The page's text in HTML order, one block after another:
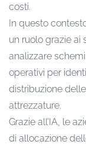
costi.
In questo
un ruolo grazie ai
analizzare
operativi per
distribuzione
attrezzature.
Grazie all’IA, le
di allocazione